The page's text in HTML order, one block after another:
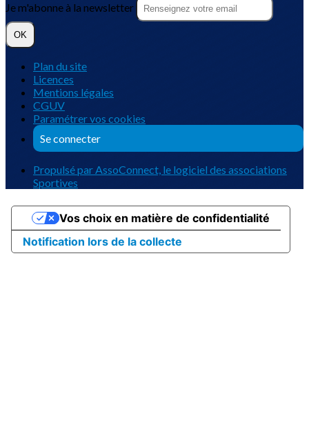
Je m'abonne à la newsletter
OK
Plan du site
Licences
Mentions légales
CGUV
Paramétrer vos cookies
Se connecter
Propulsé par AssoConnect, le logiciel des associations
Sportives
Notification lors de la collecte
Vos choix en matière de confidentialité